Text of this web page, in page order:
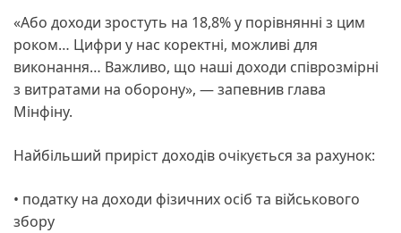
«Або доходи зростуть на 18,8% у порівнянні з цим
роком… Цифри у нас коректні, можливі для
виконання… Важливо, що наші доходи співрозмірні
з витратами на оборону», — запевнив глава
Мінфіну.
Найбільший приріст доходів очікується за рахунок:
• податку на доходи фізичних осіб та військового
збору